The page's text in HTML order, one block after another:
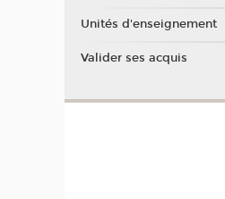
Unités d'enseignement
Valider ses acquis